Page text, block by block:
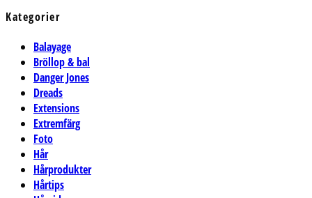
Kategorier
Balayage
Bröllop & bal
Danger Jones
Dreads
Extensions
Extremfärg
Foto
Hår
Hårprodukter
Hårtips